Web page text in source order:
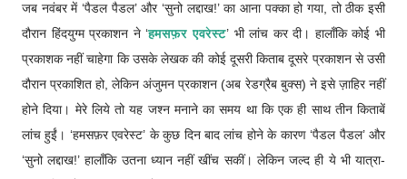
जब नवंबर में ‘पैडल पैडल’ और ‘सुनो लद्दाख!’ का आना पक्का हो गया, तो ठीक इसी
दौरान हिंदयुग्म प्रकाशन ने ‘हमसफ़र एवरेस्ट’ भी लांच कर दी। हालाँकि कोई भी
प्रकाशक नहीं चाहेगा कि उसके लेखक की कोई दूसरी किताब दूसरे प्रकाशन से उसी
दौरान प्रकाशित हो, लेकिन अंजुमन प्रकाशन (अब रेडग्रैब बुक्स) ने इसे ज़ाहिर नहीं
होने दिया। मेरे लिये तो यह जश्न मनाने का समय था कि एक ही साथ तीन किताबें
लांच हुईं। ‘हमसफ़र एवरेस्ट’ के कुछ दिन बाद लांच होने के कारण ‘पैडल पैडल’ और
‘सुनो लद्दाख!’ हालाँकि उतना ध्यान नहीं खींच सकीं। लेकिन जल्द ही ये भी यात्रा-